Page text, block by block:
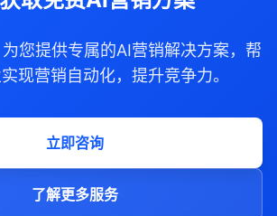
您提供专属的AI营销解决方案，帮
现营销自动化，提升竞争力。
立即咨询
了解更多服务